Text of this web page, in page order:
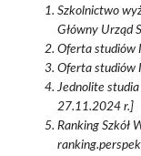
Szkolnictwo
Główny Urząd
Oferta studiów
Oferta studiów
Jednolite
27.11.2024 r.]
Ranking Szkół